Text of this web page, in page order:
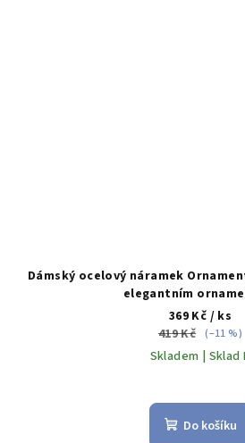
Dámský ocelový náramek
elegantním
369 Kč / ks
419 Kč (–11 %)
Skladem | Sklad
Do košíku